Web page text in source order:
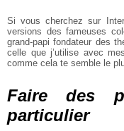
Si vous cherchez sur
versions des fameuses
grand-papi fondateur des
celle que j’utilise avec
comme cela te semble le
Faire des
particulier